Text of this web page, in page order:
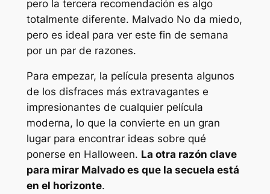
pero la tercera recomendación es algo
totalmente diferente. MalvadoNo da miedo,
pero es ideal para ver este fin de semana
por un par de razones.
Para empezar, la película presenta algunos
de los disfraces más extravagantes e
impresionantes de cualquier película
moderna, lo que la convierte en un gran
lugar para encontrar ideas sobre qué
ponerse en Halloween. La otra razón clave
para mirar Malvadoes que la secuela está
en el horizonte.